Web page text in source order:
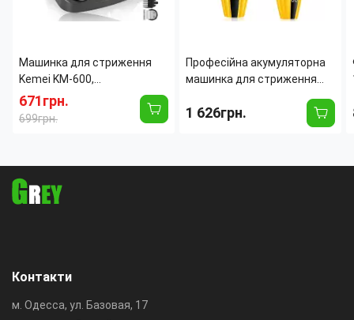
Машинка для стриження
Kemei KM-600,
універсальний тример 11в1,
набір для бороди, волосся,
носа та тіла з насадками
671грн.
699грн.
Професійна акумуляторна
машинка для стриження
RPM MUSCULAR C1,
роторний мотор, кераміко-
1 626грн.
Контакти
м. Одесса, ул. Базовая, 17